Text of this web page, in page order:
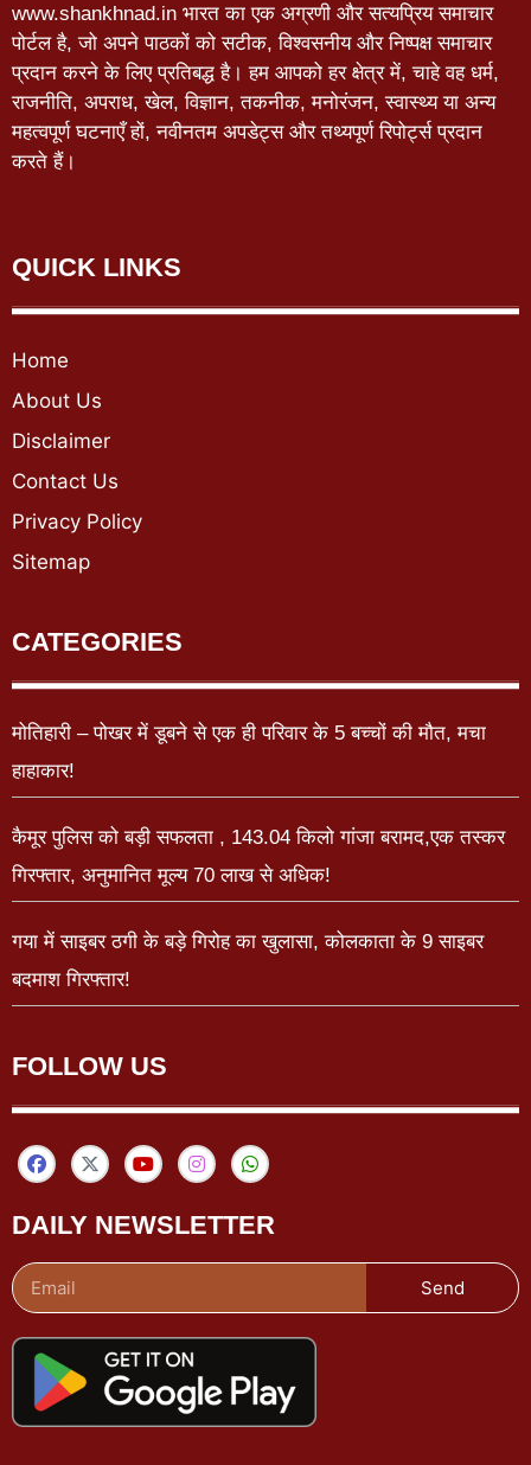
www.shankhnad.in भारत का एक अग्रणी और सत्यप्रिय समाचार
पोर्टल है, जो अपने पाठकों को सटीक, विश्वसनीय और निष्पक्ष समाचार
प्रदान करने के लिए प्रतिबद्ध है। हम आपको हर क्षेत्र में, चाहे वह धर्म,
राजनीति, अपराध, खेल, विज्ञान, तकनीक, मनोरंजन, स्वास्थ्य या अन्य
महत्वपूर्ण घटनाएँ हों, नवीनतम अपडेट्स और तथ्यपूर्ण रिपोर्ट्स प्रदान
करते हैं।
QUICK LINKS
Home
About Us
Disclaimer
Contact Us
Privacy Policy
Sitemap
CATEGORIES
मोतिहारी – पोखर में डूबने से एक ही परिवार के 5 बच्चों की मौत, मचा
हाहाकार!
कैमूर पुलिस को बड़ी सफलता , 143.04 किलो गांजा बरामद,एक तस्कर
गिरफ्तार, अनुमानित मूल्य 70 लाख से अधिक!
गया में साइबर ठगी के बड़े गिरोह का खुलासा, कोलकाता के 9 साइबर
बदमाश गिरफ्तार!
FOLLOW US
DAILY NEWSLETTER
Send